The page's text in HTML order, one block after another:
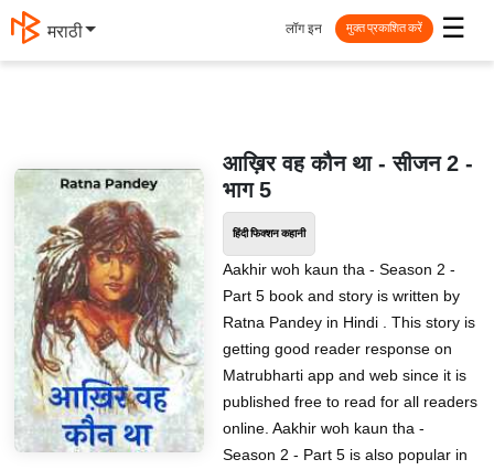
मराठी ☰
लॉग इन मुक्त प्रकाशित करें
आख़िर वह कौन था - सीजन 2 -
भाग 5
हिंदी फिक्शन कहानी
Aakhir woh kaun tha - Season 2 -
Part 5 book and story is written by
Ratna Pandey in Hindi . This story is
getting good reader response on
Matrubharti app and web since it is
published free to read for all readers
online. Aakhir woh kaun tha -
Season 2 - Part 5 is also popular in